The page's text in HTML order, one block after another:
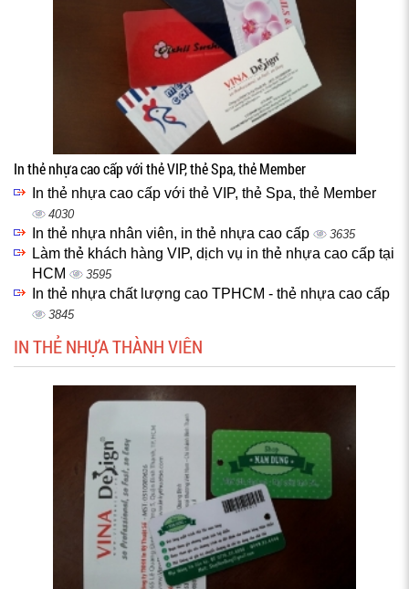
In thẻ nhựa cao cấp với thẻ VIP, thẻ Spa, thẻ Member
In thẻ nhựa cao cấp với thẻ VIP, thẻ Spa, thẻ Member
4030
In thẻ nhựa nhân viên, in thẻ nhựa cao cấp 3635
Làm thẻ khách hàng VIP, dịch vụ in thẻ nhựa cao cấp tại
HCM
3595
In thẻ nhựa chất lượng cao TPHCM - thẻ nhựa cao cấp
3845
IN THẺ NHỰA THÀNH VIÊN